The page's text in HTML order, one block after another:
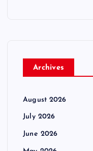
Archives
August 2026
July 2026
June 2026